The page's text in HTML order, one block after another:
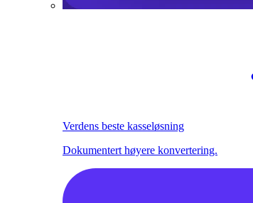
Verdens beste kasseløsning
Dokumentert høyere konvertering.